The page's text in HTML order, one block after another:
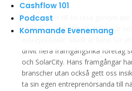
Cashflow 101
Podcast
Kommande Evenemang
Välkommen till en resa genom den
världen av Elon Musk, en av vår
drivit flera framgångsrika företag
och SolarCity. Hans framgångar
branscher utan också gett oss
ta sin egen entreprenörsanda till